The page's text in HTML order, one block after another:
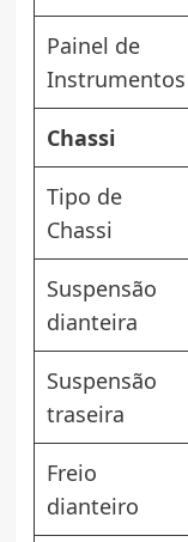
Painel de
Instrumentos
Chassi
Tipo de
Chassi
Suspensão
dianteira
Suspensão
traseira
Freio
dianteiro